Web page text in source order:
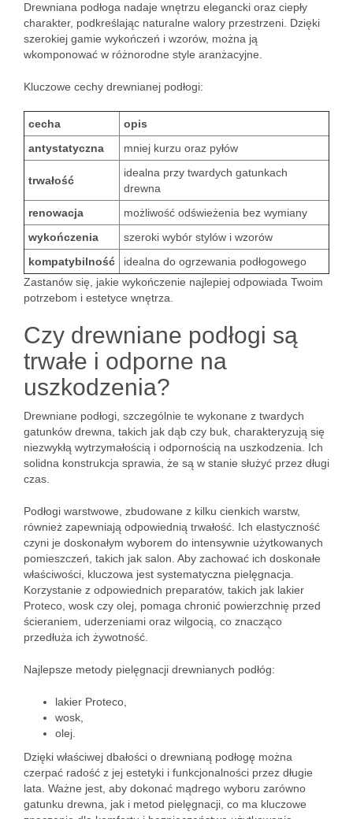
Drewniana podłoga nadaje wnętrzu elegancki oraz ciepły
charakter, podkreślając naturalne walory przestrzeni. Dzięki
szerokiej gamie wykończeń i wzorów, można ją
wkomponować w różnorodne style aranżacyjne.
Kluczowe cechy drewnianej podłogi:
cecha
opis
antystatyczna
mniej kurzu oraz pyłów
trwałość
idealna przy twardych gatunkach
drewna
renowacja
możliwość odświeżenia bez wymiany
wykończenia
szeroki wybór stylów i wzorów
kompatybilność
idealna do ogrzewania podłogowego
Zastanów się, jakie wykończenie najlepiej odpowiada Twoim
potrzebom i estetyce wnętrza.
Czy drewniane podłogi są
trwałe i odporne na
uszkodzenia?
Drewniane podłogi, szczególnie te wykonane z twardych
gatunków drewna, takich jak dąb czy buk, charakteryzują się
niezwykłą wytrzymałością i odpornością na uszkodzenia. Ich
solidna konstrukcja sprawia, że są w stanie służyć przez długi
czas.
Podłogi warstwowe, zbudowane z kilku cienkich warstw,
również zapewniają odpowiednią trwałość. Ich elastyczność
czyni je doskonałym wyborem do intensywnie użytkowanych
pomieszczeń, takich jak salon. Aby zachować ich doskonałe
właściwości, kluczowa jest systematyczna pielęgnacja.
Korzystanie z odpowiednich preparatów, takich jak lakier
Proteco, wosk czy olej, pomaga chronić powierzchnię przed
ścieraniem, uderzeniami oraz wilgocią, co znacząco
przedłuża ich żywotność.
Najlepsze metody pielęgnacji drewnianych podłóg:
lakier Proteco,
wosk,
olej.
Dzięki właściwej dbałości o drewnianą podłogę można
czerpać radość z jej estetyki i funkcjonalności przez długie
lata. Ważne jest, aby dokonać mądrego wyboru zarówno
gatunku drewna, jak i metod pielęgnacji, co ma kluczowe